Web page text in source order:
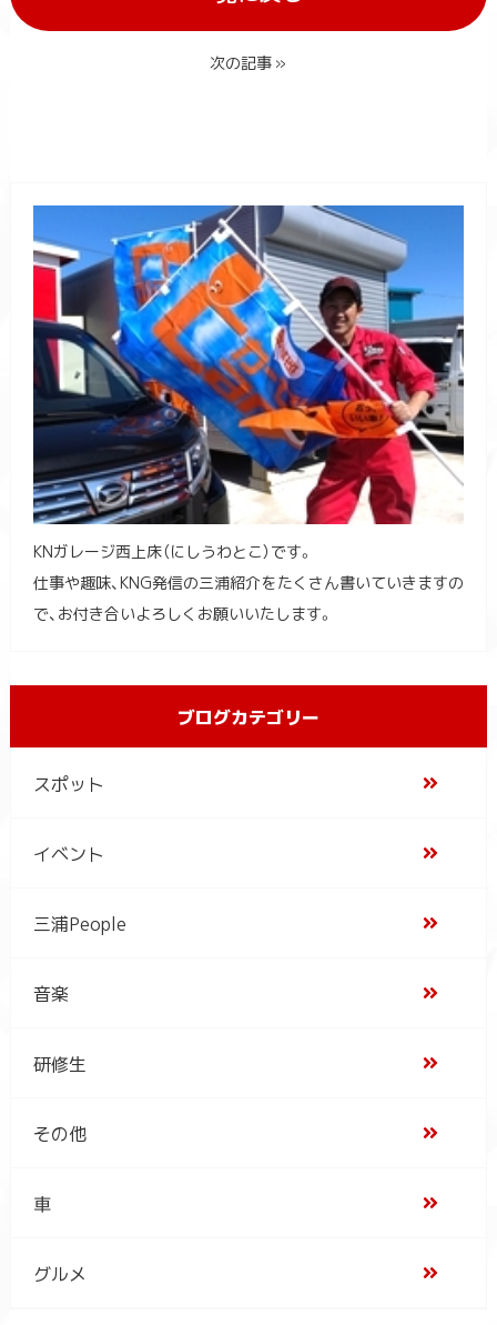
次の記事 »
KNガレージ西上床（にしうわとこ）です。
仕事や趣味、KNG発信の三浦紹介をたくさん書いていきますの
で、お付き合いよろしくお願いいたします。
ブログカテゴリー
スポット
イベント
三浦People
音楽
研修生
その他
車
グルメ